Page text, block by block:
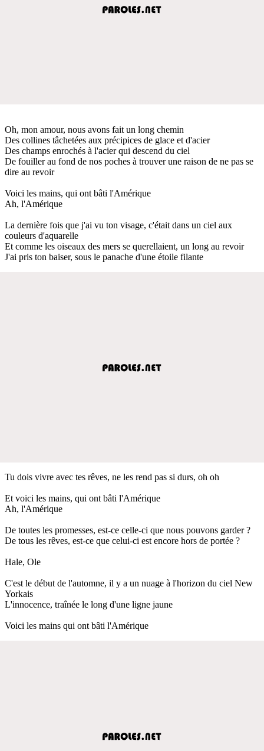
Oh, mon amour, nous avons fait un long chemin
Des collines tâchetées aux précipices de glace et d'acier
Des champs enrochés à l'acier qui descend du ciel
De fouiller au fond de nos poches à trouver une raison de ne pas se
dire au revoir
Voici les mains, qui ont bâti l'Amérique
Ah, l'Amérique
La dernière fois que j'ai vu ton visage, c'était dans un ciel aux
couleurs d'aquarelle
Et comme les oiseaux des mers se querellaient, un long au revoir
J'ai pris ton baiser, sous le panache d'une étoile filante
Tu dois vivre avec tes rêves, ne les rend pas si durs, oh oh
Et voici les mains, qui ont bâti l'Amérique
Ah, l'Amérique
De toutes les promesses, est-ce celle-ci que nous pouvons garder ?
De tous les rêves, est-ce que celui-ci est encore hors de portée ?
Hale, Ole
C'est le début de l'automne, il y a un nuage à l'horizon du ciel New
Yorkais
L'innocence, traînée le long d'une ligne jaune
Voici les mains qui ont bâti l'Amérique